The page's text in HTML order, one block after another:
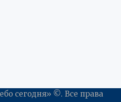
сегодня» ©. Все права